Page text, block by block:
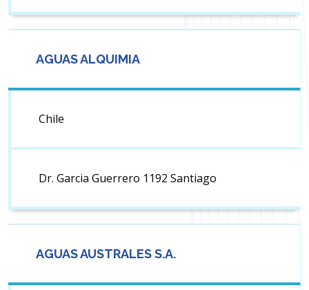
AGUAS ALQUIMIA
Chile
Dr. Garcia Guerrero 1192 Santiago
AGUAS AUSTRALES S.A.